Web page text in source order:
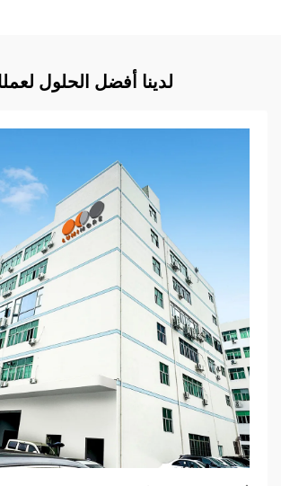
لدينا أفضل الحلول